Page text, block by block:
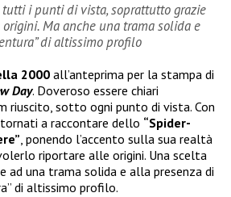
i punti di vista, soprattutto grazie
Ma anche una trama solida e
di altissimo profilo
2000 all’anteprima per la stampa di
Day. Doveroso essere chiari
riuscito, sotto ogni punto di vista. Con
a raccontare dello “Spider-
, ponendo l’accento sulla sua realtà
riportare alle origini. Una scelta
ad una trama solida e alla presenza di
di altissimo profilo.